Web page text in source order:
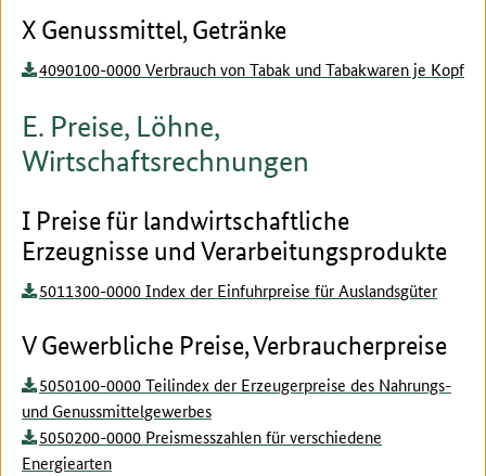
X Genussmittel, Getränke
4090100-0000 Verbrauch von Tabak und Tabakwaren je Kopf
E. Preise, Löhne,
Wirtschaftsrechnungen
I Preise für landwirtschaftliche
Erzeugnisse und Verarbeitungsprodukte
5011300-0000 Index der Einfuhrpreise für Auslandsgüter
V Gewerbliche Preise, Verbraucherpreise
5050100-0000 Teilindex der Erzeugerpreise des Nahrungs-
und Genussmittelgewerbes
5050200-0000 Preismesszahlen für verschiedene
Energiearten